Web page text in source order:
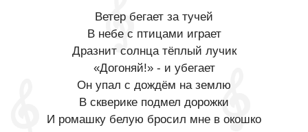
Ветер бегает за тучей
В небе с птицами играет
Дразнит солнца тёплый лучик
«Догоняй!» - и убегает
Он упал с дождём на землю
В скверике подмел дорожки
И ромашку белую бросил мне в окошко